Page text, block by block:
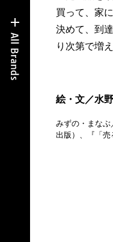
買って、家
決めて、到
り次第で増
絵・文／水
みずの・まな
出版）、『「売